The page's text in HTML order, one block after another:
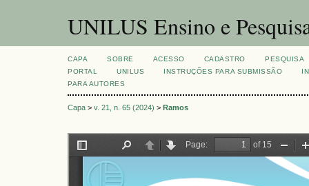
UNILUS Ensino e
CAPA SOBRE ACESSO CADASTRO
PESQUISA
PORTAL
UNILUS INSTRUÇÕES PARA SUBMISSÃO
PARA AUTORES
Capa > v. 21, n. 65 (2024) > Ramos